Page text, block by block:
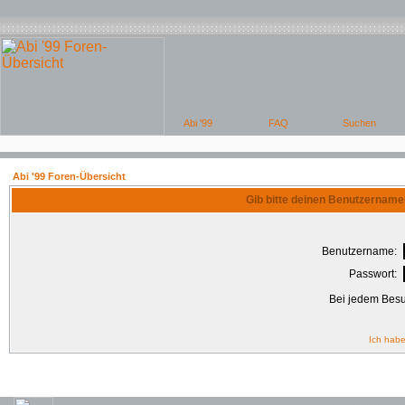
Abi '99 Foren-Übersicht
Gib bitte deinen
Benutzername:
Passwort:
Bei jedem
Ich